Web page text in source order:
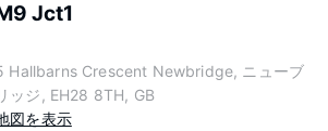
Jct1
Hallbarns Crescent Newbridge, ニューブ
ッジ, EH28 8TH, GB
図を表示